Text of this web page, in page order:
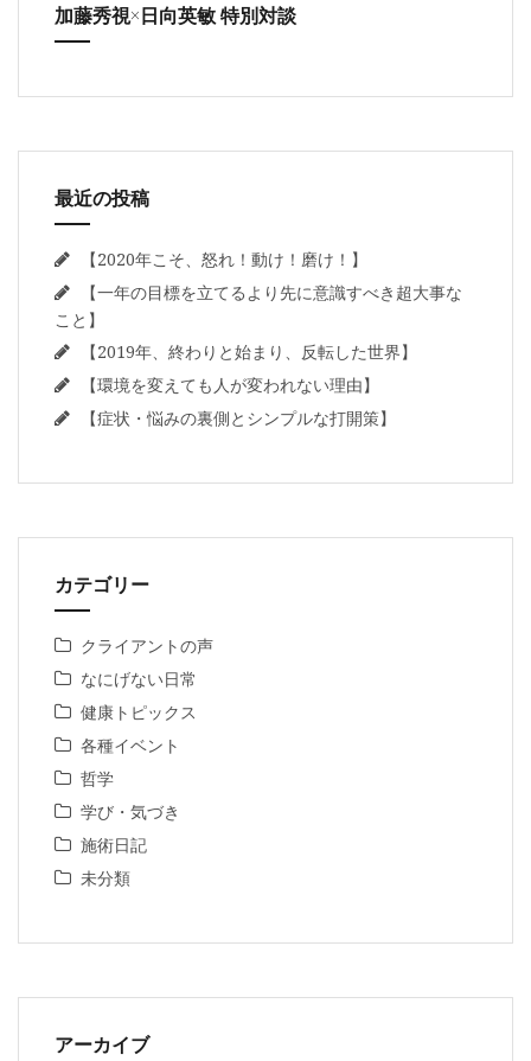
加藤秀視×日向英敏 特別対談
最近の投稿
【2020年こそ、怒れ！動け！磨け！】
【一年の目標を立てるより先に意識すべき超大事な
こと】
【2019年、終わりと始まり、反転した世界】
【環境を変えても人が変われない理由】
【症状・悩みの裏側とシンプルな打開策】
カテゴリー
クライアントの声
なにげない日常
健康トピックス
各種イベント
哲学
学び・気づき
施術日記
未分類
アーカイブ